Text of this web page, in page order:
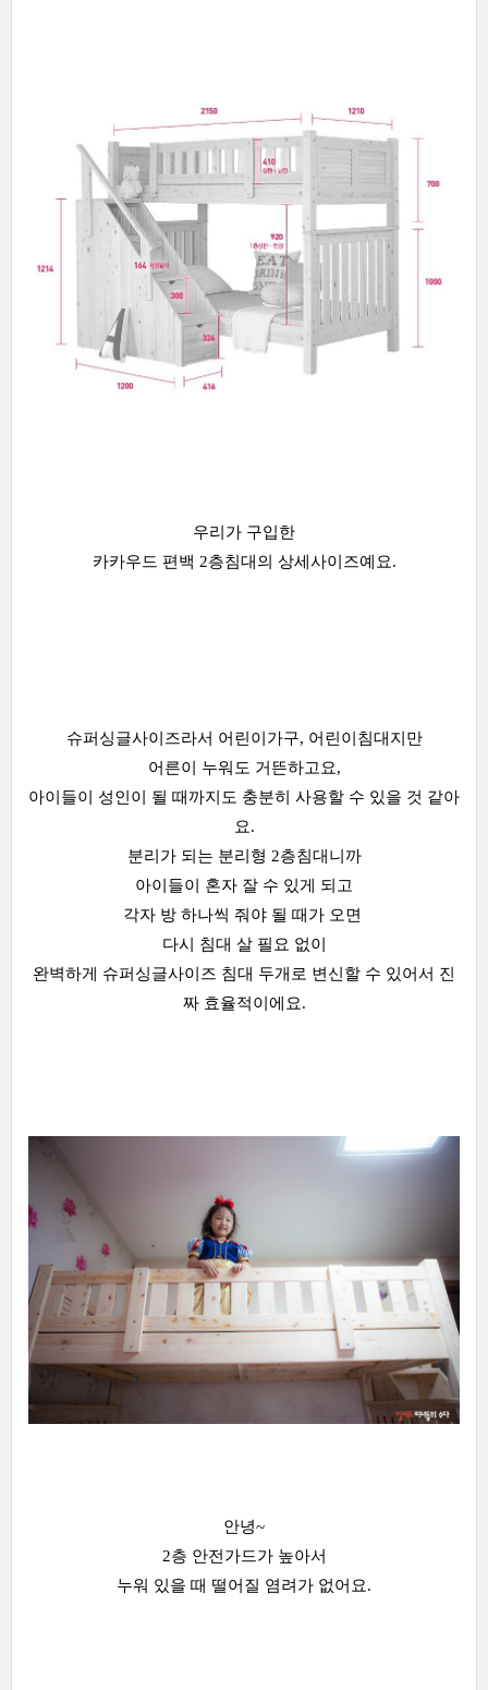
우리가 구입한
카카우드 편백 2층침대의 상세사이즈예요.
슈퍼싱글사이즈라서 어린이가구, 어린이침대지만
어른이 누워도 거뜬하고요,
아이들이 성인이 될 때까지도 충분히 사용할 수 있을 것 같아
요.
분리가 되는 분리형 2층침대니까
아이들이 혼자 잘 수 있게 되고
각자 방 하나씩 줘야 될 때가 오면
다시 침대 살 필요 없이
완벽하게 슈퍼싱글사이즈 침대 두개로 변신할 수 있어서 진
짜 효율적이에요.
안녕~
2층 안전가드가 높아서
누워 있을 때 떨어질 염려가 없어요.